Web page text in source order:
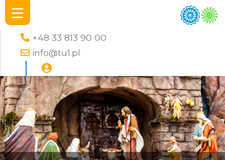
+48 33 813 90 00
info@tu1.pl